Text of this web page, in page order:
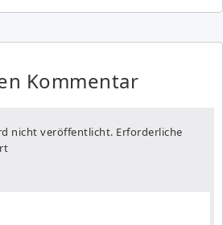
Kommentar
nicht veröffentlicht. Erforderliche